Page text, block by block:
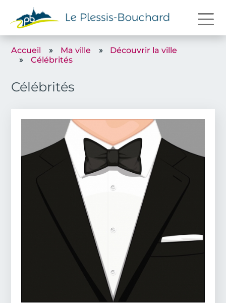
Accueil Ma ville
Découvrir la ville
Célébrités
Célébrités